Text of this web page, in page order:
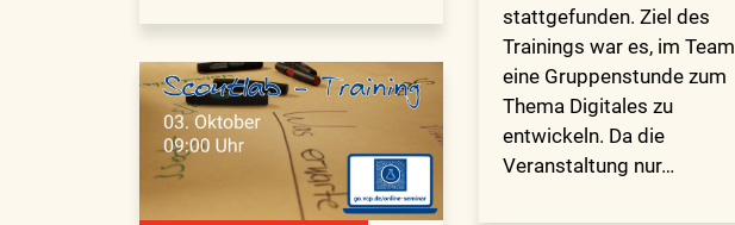
stattgefunden. Ziel des
Trainings war es, im Team
eine Gruppenstunde zum
Thema Digitales zu
entwickeln. Da die
Veranstaltung nur…